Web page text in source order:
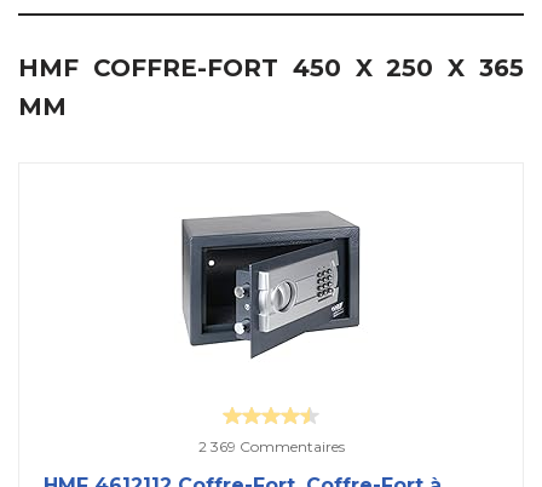
HMF COFFRE-FORT 450 X 250 X 365
MM
2 369 Commentaires